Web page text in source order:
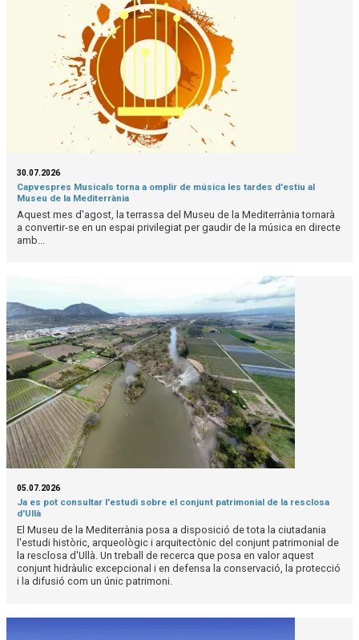
30.07.2026
Capvespres Musicals torna a omplir de música les tardes d'estiu al
Museu de la Mediterrània
Aquest mes d'agost, la terrassa del Museu de la Mediterrània tornarà
a convertir-se en un espai privilegiat per gaudir de la música en directe
amb...
05.07.2026
Ja es pot consultar l'estudi sobre el conjunt patrimonial de la resclosa
d'Ullà
El Museu de la Mediterrània posa a disposició de tota la ciutadania
l'estudi històric, arqueològic i arquitectònic del conjunt patrimonial de
la resclosa d'Ullà. Un treball de recerca que posa en valor aquest
conjunt hidràulic excepcional i en defensa la conservació, la protecció
i la difusió com un únic patrimoni.